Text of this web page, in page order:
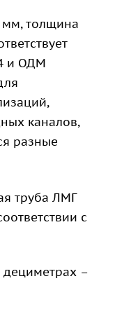
мм, толщина
и ОДМ
каналов,
разные
труба ЛМГ
с
дециметрах –